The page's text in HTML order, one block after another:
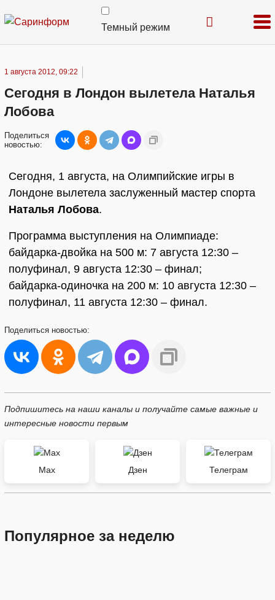
Темный режим
1 августа 2012, 09:22
Сегодня в Лондон вылетела Наталья
Лобова
Поделиться
новостью:
Сегодня, 1 августа, на Олимпийские игры в
Лондоне вылетела заслуженный мастер спорта
Наталья Лобова.
Программа выступления на Олимпиаде:
байдарка-двойка на 500 м: 7 августа 12:30 –
полуфинал, 9 августа 12:30 – финал;
байдарка-одиночка на 200 м: 10 августа 12:30 –
полуфинал, 11 августа 12:30 – финал.
Поделиться новостью:
Подпишитесь на наши каналы и получайте самые важные и
интересные новости первым
Max Дзен Телеграм
Популярное за неделю